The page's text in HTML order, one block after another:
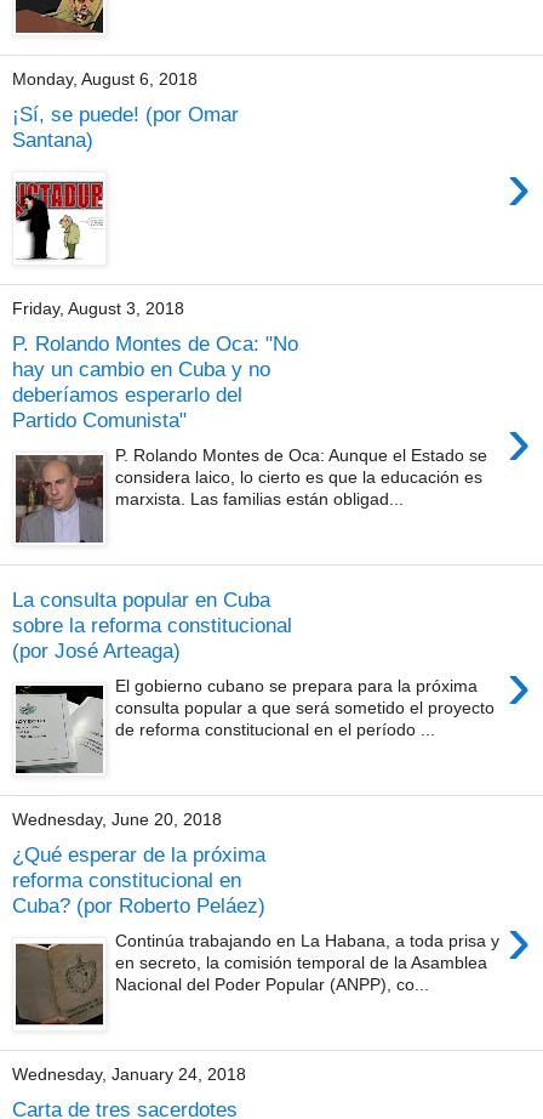
Monday, August 6, 2018
¡Sí, se puede! (por Omar
Santana)
›
Friday, August 3, 2018
P. Rolando Montes de Oca: "No
hay un cambio en Cuba y no
deberíamos esperarlo del
Partido Comunista"
›
P. Rolando Montes de Oca: Aunque el Estado se
considera laico, lo cierto es que la educación es
marxista. Las familias están obligad...
La consulta popular en Cuba
sobre la reforma constitucional
(por José Arteaga)
›
El gobierno cubano se prepara para la próxima
consulta popular a que será sometido el proyecto
de reforma constitucional en el período ...
Wednesday, June 20, 2018
¿Qué esperar de la próxima
reforma constitucional en
Cuba? (por Roberto Peláez)
›
Continúa trabajando en La Habana, a toda prisa y
en secreto, la comisión temporal de la Asamblea
Nacional del Poder Popular (ANPP), co...
Wednesday, January 24, 2018
Carta de tres sacerdotes